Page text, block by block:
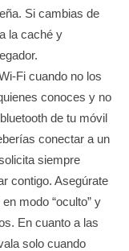
Si cambias de
la caché y
Fi cuando no los
conoces y no
de tu móvil
conectar a un
siempre
contigo. Asegúrate
modo “oculto” y
En cuanto a las
solo cuando